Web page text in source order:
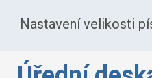
Nastavení velikosti